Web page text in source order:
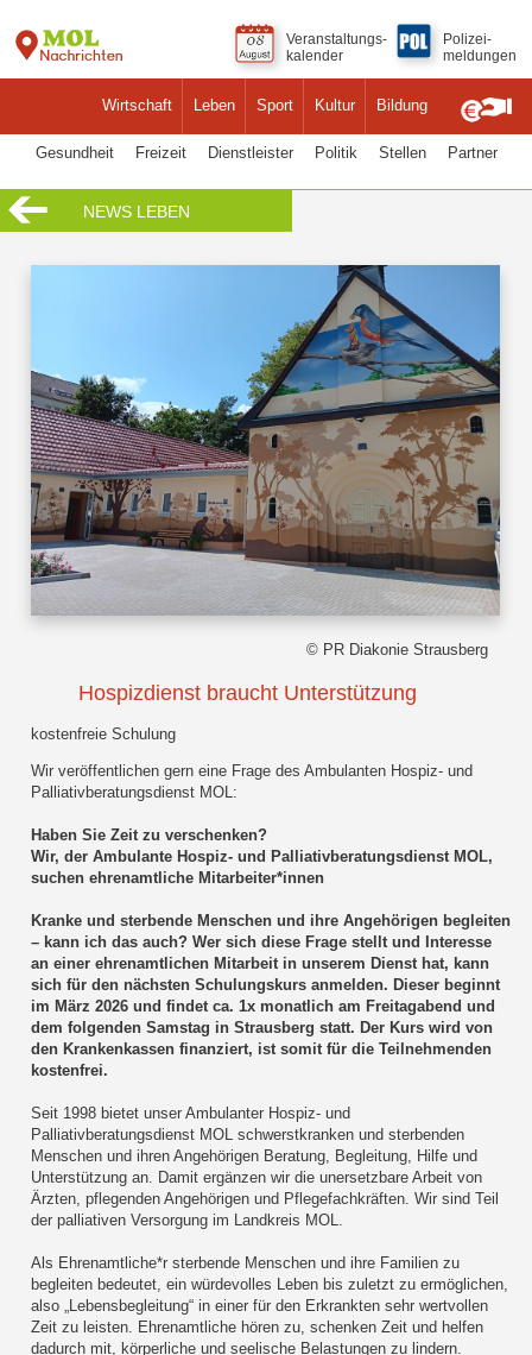
Wirtschaft Leben Sport Kultur Bildung
Veranstaltungs-
kalender
Polizei-
meldungen
Gesundheit Freizeit Dienstleister Politik Stellen Partner
NEWS LEBEN
© PR Diakonie Strausberg
Hospizdienst braucht Unterstützung
kostenfreie Schulung
Wir veröffentlichen gern eine Frage des Ambulanten Hospiz- und
Palliativberatungsdienst MOL:
Haben Sie Zeit zu verschenken?
Wir, der Ambulante Hospiz- und Palliativberatungsdienst MOL,
suchen ehrenamtliche Mitarbeiter*innen
Kranke und sterbende Menschen und ihre Angehörigen begleiten
– kann ich das auch? Wer sich diese Frage stellt und Interesse
an einer ehrenamtlichen Mitarbeit in unserem Dienst hat, kann
sich für den nächsten Schulungskurs anmelden. Dieser beginnt
im März 2026 und findet ca. 1x monatlich am Freitagabend und
dem folgenden Samstag in Strausberg statt. Der Kurs wird von
den Krankenkassen finanziert, ist somit für die Teilnehmenden
kostenfrei.
Seit 1998 bietet unser Ambulanter Hospiz- und
Palliativberatungsdienst MOL schwerstkranken und sterbenden
Menschen und ihren Angehörigen Beratung, Begleitung, Hilfe und
Unterstützung an. Damit ergänzen wir die unersetzbare Arbeit von
Ärzten, pflegenden Angehörigen und Pflegefachkräften. Wir sind Teil
der palliativen Versorgung im Landkreis MOL.
Als Ehrenamtliche*r sterbende Menschen und ihre Familien zu
begleiten bedeutet, ein würdevolles Leben bis zuletzt zu ermöglichen,
also „Lebensbegleitung“ in einer für den Erkrankten sehr wertvollen
Zeit zu leisten. Ehrenamtliche hören zu, schenken Zeit und helfen
dadurch mit, körperliche und seelische Belastungen zu lindern.